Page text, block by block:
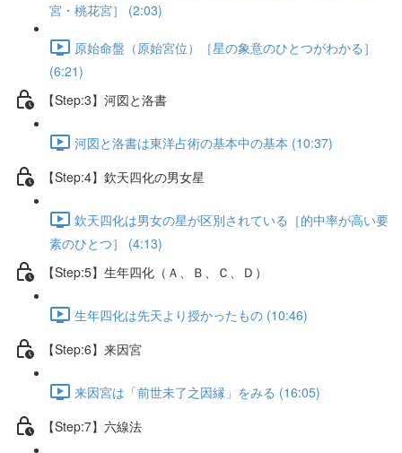
宮・桃花宮］ (2:03)
原始命盤（原始宮位）［星の象意のひとつがわかる］
(6:21)
【Step:3】河図と洛書
河図と洛書は東洋占術の基本中の基本 (10:37)
【Step:4】欽天四化の男女星
欽天四化は男女の星が区別されている［的中率が高い要
素のひとつ］ (4:13)
【Step:5】生年四化（Ａ、Ｂ、Ｃ、Ｄ）
生年四化は先天より授かったもの (10:46)
【Step:6】来因宮
来因宮は「前世未了之因縁」をみる (16:05)
【Step:7】六線法